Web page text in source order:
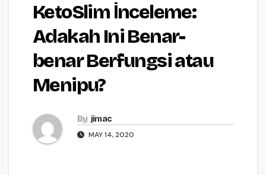
KetoSlim İnceleme:
Adakah Ini Benar-
benar Berfungsi atau
Menipu?
By jimac
MAY 14, 2020